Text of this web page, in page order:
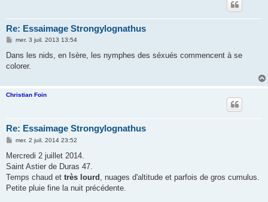
Re: Essaimage Strongylognathus
M
s
a
mer. 3 juil. 2013 13:54
Dans les nids, en Isère, les nymphes des séxués commencent à se
colorer.
Christian Foin
Re: Essaimage Strongylognathus
M
s
a
g
mer. 2 juil. 2014 23:52
Mercredi 2 juillet 2014.
Saint Astier de Duras 47.
Temps chaud et très lourd , nuages d'altitude et parfois de gros cumulus.
Petite pluie fine la nuit précédente.